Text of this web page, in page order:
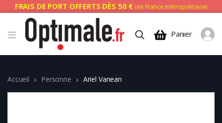
FRAIS DE PORT OFFERTS DÈS 50 € (en France métropolitaine)
Panier
Accueil Personne Ariel Vanean